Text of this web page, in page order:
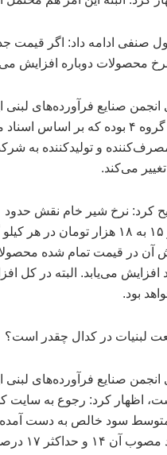
نرخ محصولات دوباره افزایش
صنایع فرآورده‌های لبنی
مشمول گروه ۴ بوده که بر
و تولیدکننده به
می‌کند.
بود.
لبنیات در کدال چقدر است؟
حداکثر ۱۷ درصد است.